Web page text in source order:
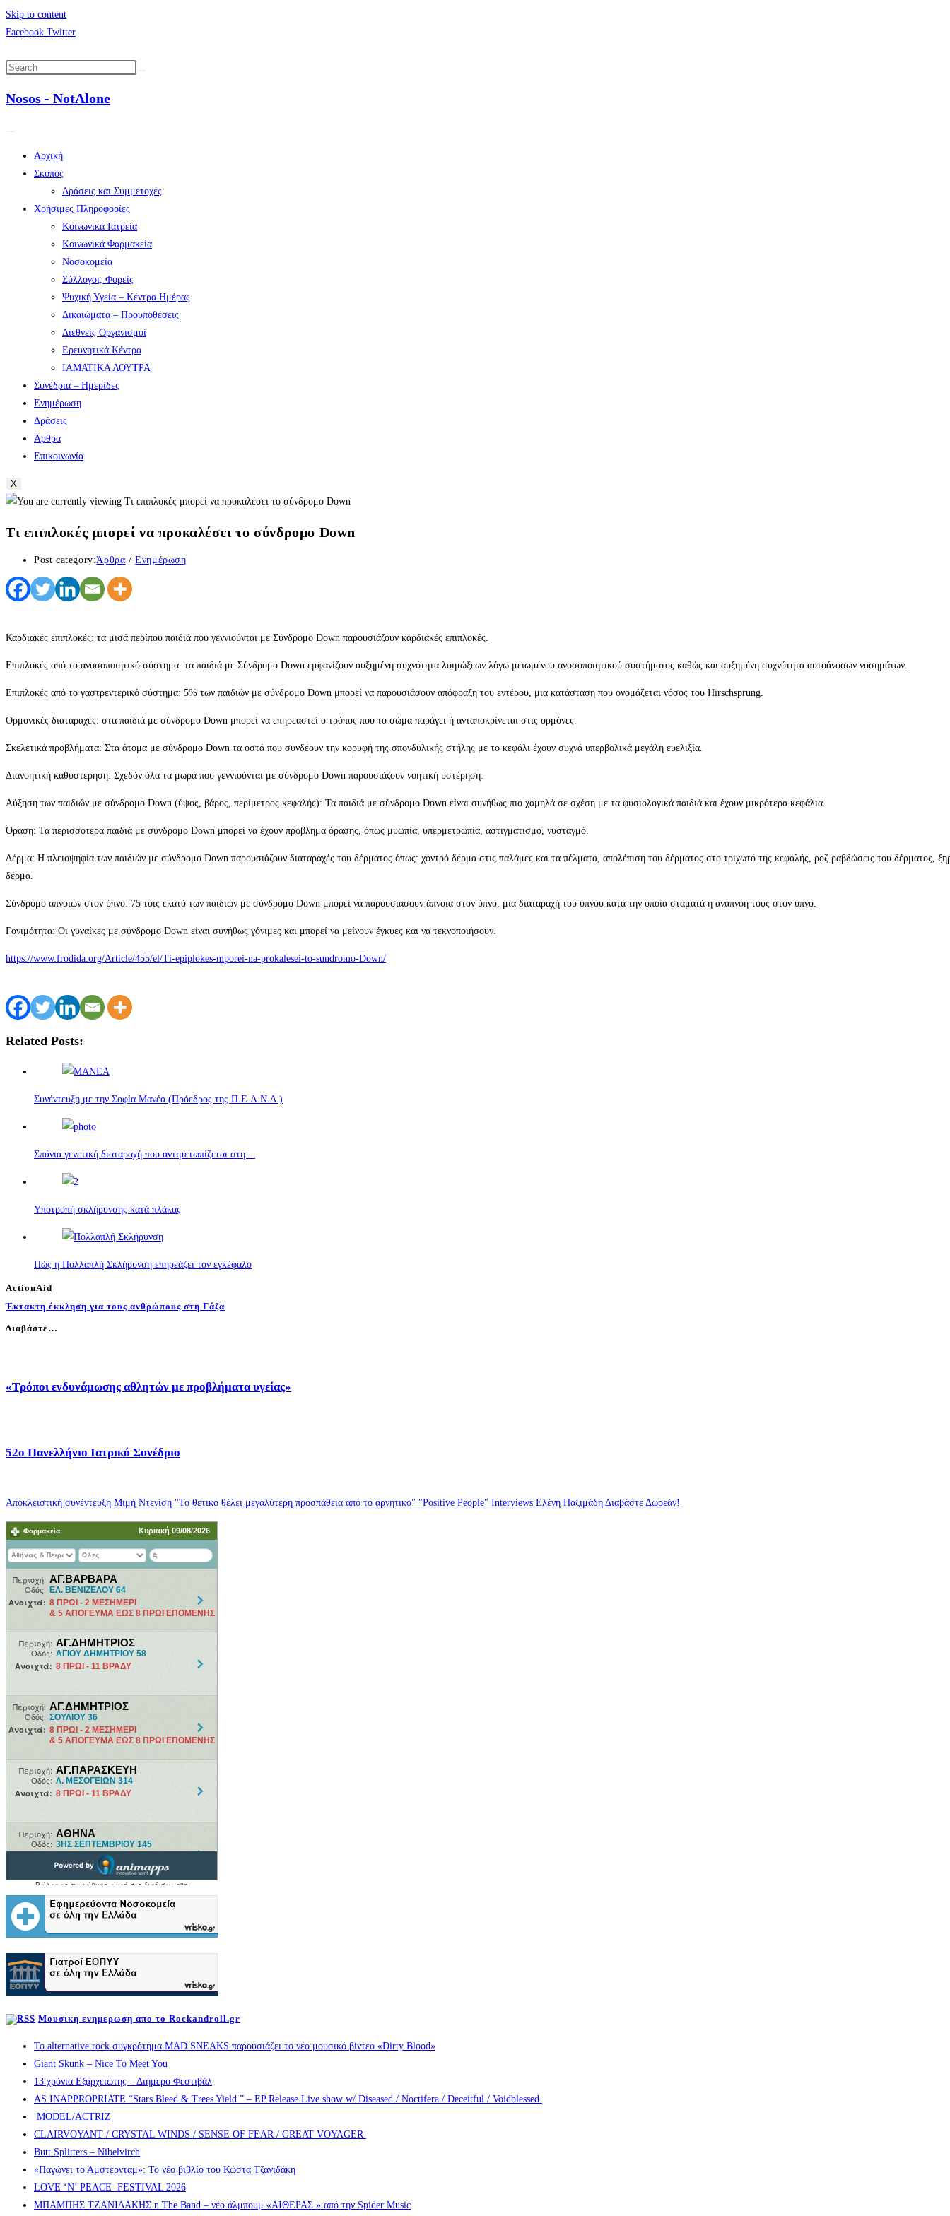
Skip to content
Facebook Twitter
Nosos - NotAlone
Αρχική
Σκοπός
Δράσεις και Συμμετοχές
Χρήσιμες Πληροφορίες
Κοινωνικά Ιατρεία
Κοινωνικά Φαρμακεία
Νοσοκομεία
Σύλλογοι, Φορείς
Ψυχική Υγεία – Κέντρα Ημέρας
Δικαιώματα – Προυποθέσεις
Διεθνείς Οργανισμοί
Ερευνητικά Κέντρα
ΙΑΜΑΤΙΚΑ ΛΟΥΤΡΑ
Συνέδρια – Ημερίδες
Ενημέρωση
Δράσεις
Άρθρα
Επικοινωνία
X
Τι επιπλοκές μπορεί να προκαλέσει το σύνδρομο Down
Post category:Άρθρα / Ενημέρωση
Καρδιακές επιπλοκές: τα μισά περίπου παιδιά που γεννιούνται με Σύνδρομο Down παρουσιάζουν καρδιακές επιπλοκές.
Επιπλοκές από το ανοσοποιητικό σύστημα: τα παιδιά με Σύνδρομο Down εμφανίζουν αυξημένη συχνότητα λοιμώξεων λόγω μειωμένου ανοσοποιητικού συστήματος καθώς και αυξημένη συχνότητα αυτοάνοσων νοσημάτων.
Επιπλοκές από το γαστρεντερικό σύστημα: 5% των παιδιών με σύνδρομο Down μπορεί να παρουσιάσουν απόφραξη του εντέρου, μια κατάσταση που ονομάζεται νόσος του Hirschsprung.
Ορμονικές διαταραχές: στα παιδιά με σύνδρομο Down μπορεί να επηρεαστεί ο τρόπος που το σώμα παράγει ή ανταποκρίνεται στις ορμόνες.
Σκελετικά προβλήματα: Στα άτομα με σύνδρομο Down τα οστά που συνδέουν την κορυφή της σπονδυλικής στήλης με το κεφάλι έχουν συχνά υπερβολικά μεγάλη ευελιξία.
Διανοητική καθυστέρηση: Σχεδόν όλα τα μωρά που γεννιούνται με σύνδρομο Down παρουσιάζουν νοητική υστέρηση.
Αύξηση των παιδιών με σύνδρομο Down (ύψος, βάρος, περίμετρος κεφαλής): Τα παιδιά με σύνδρομο Down είναι συνήθως πιο χαμηλά σε σχέση με τα φυσιολογικά παιδιά και έχουν μικρότερα κεφάλια.
Όραση: Τα περισσότερα παιδιά με σύνδρομο Down μπορεί να έχουν πρόβλημα όρασης, όπως μυωπία, υπερμετρωπία, αστιγματισμό, νυσταγμό.
Δέρμα: Η πλειοψηφία των παιδιών με σύνδρομο Down παρουσιάζουν διαταραχές του δέρματος όπως: χοντρό δέρμα στις παλάμες και τα πέλματα, απολέπιση του δέρματος στο τριχωτό της κεφαλής, ροζ ραβδώσεις του δέρματος,
δέρμα.
Σύνδρομο απνοιών στον ύπνο: 75 τοις εκατό των παιδιών με σύνδρομο Down μπορεί να παρουσιάσουν άπνοια στον ύπνο, μια διαταραχή του ύπνου κατά την οποία σταματά η αναπνοή τους στον ύπνο.
Γονιμότητα: Οι γυναίκες με σύνδρομο Down είναι συνήθως γόνιμες και μπορεί να μείνουν έγκυες και να τεκνοποιήσουν.
https://www.frodida.org/Article/455/el/Ti-epiplokes-mporei-na-prokalesei-to-sundromo-Down/
Related Posts:
Συνέντευξη με την Σοφία Μανέα (Πρόεδρος της Π.Ε.Α.Ν.Δ.)
Σπάνια γενετική διαταραχή που αντιμετωπίζεται στη…
Υποτροπή σκλήρυνσης κατά πλάκας
Πώς η Πολλαπλή Σκλήρυνση επηρεάζει τον εγκέφαλο
ActionAid
Έκτακτη έκκληση για τους ανθρώπους στη Γάζα
Διαβάστε…
«Τρόποι ενδυνάμωσης αθλητών με προβλήματα υγείας»
52o Πανελλήνιο Ιατρικό Συνέδριο
Αποκλειστική συνέντευξη Μιμή Ντενίση "Το θετικό θέλει μεγαλύτερη προσπάθεια από το αρνητικό" "Positive People" Interviews Ελένη Παξιμάδη Διαβάστε Δωρεάν!
Μουσικη ενημερωση απο το Rockandroll.gr
Το alternative rock συγκρότημα MAD SNEAKS παρουσιάζει το νέο μουσικό βίντεο «Dirty Blood»
Giant Skunk – Nice To Meet You
13 χρόνια Εξαρχειώτης – Διήμερο Φεστιβάλ
AS INAPPROPRIATE “Stars Bleed & Trees Yield ” – EP Release Live show w/ Diseased / Noctifera / Deceitful / Voidblessed
MODEL/ACTRIZ
CLAIRVOYANT / CRYSTAL WINDS / SENSE OF FEAR / GREAT VOYAGER
Butt Splitters – Nibelvirch
«Παγώνει το Άμστερνταμ»: Το νέο βιβλίο του Κώστα Τζανιδάκη
LOVE ‘N’ PEACE FESTIVAL 2026
ΜΠΑΜΠΗΣ ΤΖΑΝΙΔΑΚΗΣ n The Band – νέο άλμπουμ «ΑΙΘΕΡΑΣ » από την Spider Music